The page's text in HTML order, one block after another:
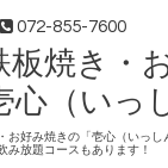
072-855-7600
板焼き・
心（いっ
お好み焼きの「壱心（いっし
み放題コースもあります！